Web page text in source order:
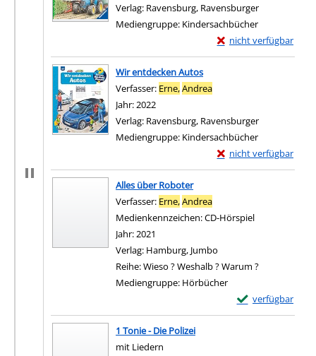
Verlag: Ravensburg, Ravensburger
Mediengruppe: Kindersachbücher
nicht verfügbar
Exemplar-Details von
Zum Download von
Wir entdecken Autos
Verfasser: Erne,Andrea
Jahr:2022
Verlag: Ravensburg, Ravensburger
Mediengruppe: Kindersachbücher
nicht verfügbar
Exemplar-Details von
Zum Download von
Alles über Roboter
Verfasser: Erne,Andrea
Medienkennzeichen:CD-Hörspiel
Jahr:2021
Verlag: Hamburg, Jumbo
Reihe:Wieso ? Weshalb ? Warum ?
Mediengruppe: Hörbücher
verfügbar
Exemplar-Details
Zum Download
1 Tonie - Die Polizei
mit Liedern